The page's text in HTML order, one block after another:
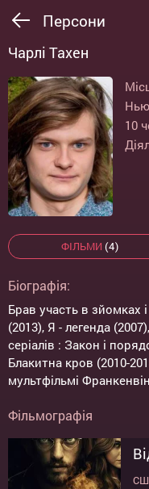
Персони
Чарлі Тахен
10
ФІЛЬМИ (4)
Біографія:
Брав участь в зйомках
(2013), Я - легенда
серіалів : Закон і
Блакитна кров (2010-
мультфільмі
Фільмографія